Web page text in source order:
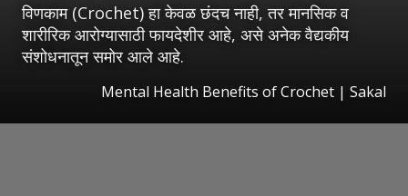
विणकाम (Crochet) हा केवळ छंदच नाही, तर मानसिक व
शारीरिक आरोग्यासाठी फायदेशीर आहे, असे अनेक वैद्यकीय
संशोधनातून समोर आले आहे.
Mental Health Benefits of Crochet | Sakal